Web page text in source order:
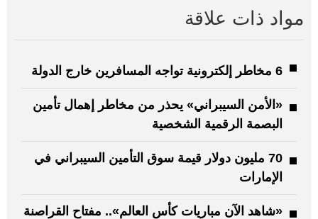
مواد ذات علاقة
6 مخاطر إلكترونية تواجه المسافرين خارج الدولة
«الأمن السيبراني» يحذر من مخاطر إهمال تأمين
البصمة الرقمية الشخصية
70 مليون دولار قيمة سوق التأمين السيبراني في
الإمارات
«شاهد الآن مباريات كأس العالم».. مفتاح القراصنة